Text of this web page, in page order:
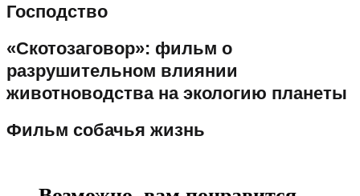
Господство
«Скотозаговор»: фильм о
разрушительном влиянии
животноводства на экологию планеты
Фильм собачья жизнь